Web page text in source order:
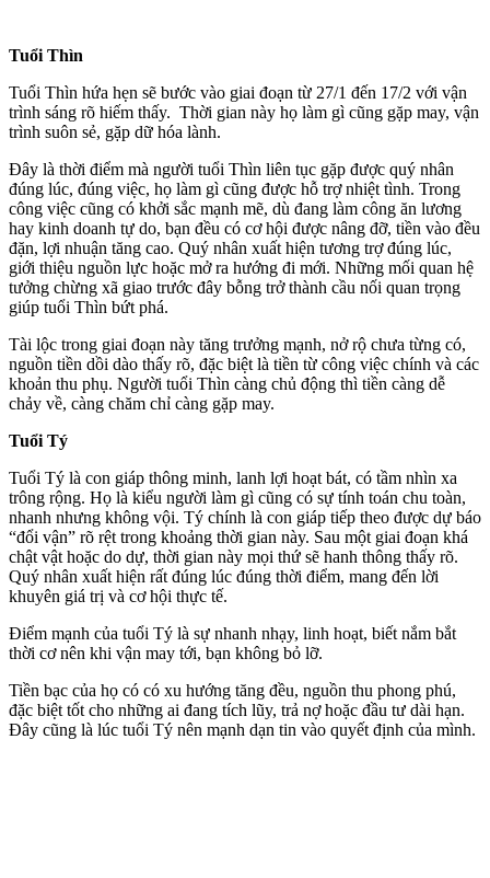
Tuổi Thìn
Tuổi Thìn hứa hẹn sẽ bước vào giai đoạn từ 27/1 đến 17/2 với vận
trình sáng rõ hiếm thấy. Thời gian này họ làm gì cũng gặp may, vận
trình suôn sẻ, gặp dữ hóa lành.
Đây là thời điểm mà người tuổi Thìn liên tục gặp được quý nhân
đúng lúc, đúng việc, họ làm gì cũng được hỗ trợ nhiệt tình. Trong
công việc cũng có khởi sắc mạnh mẽ, dù đang làm công ăn lương
hay kinh doanh tự do, bạn đều có cơ hội được nâng đỡ, tiền vào đều
đặn, lợi nhuận tăng cao. Quý nhân xuất hiện tương trợ đúng lúc,
giới thiệu nguồn lực hoặc mở ra hướng đi mới. Những mối quan hệ
tưởng chừng xã giao trước đây bỗng trở thành cầu nối quan trọng
giúp tuổi Thìn bứt phá.
Tài lộc trong giai đoạn này tăng trưởng mạnh, nở rộ chưa từng có,
nguồn tiền dồi dào thấy rõ, đặc biệt là tiền từ công việc chính và các
khoản thu phụ. Người tuổi Thìn càng chủ động thì tiền càng dễ
chảy về, càng chăm chỉ càng gặp may.
Tuổi Tý
Tuổi Tý là con giáp thông minh, lanh lợi hoạt bát, có tầm nhìn xa
trông rộng. Họ là kiểu người làm gì cũng có sự tính toán chu toàn,
nhanh nhưng không vội. Tý chính là con giáp tiếp theo được dự báo
“đổi vận” rõ rệt trong khoảng thời gian này. Sau một giai đoạn khá
chật vật hoặc do dự, thời gian này mọi thứ sẽ hanh thông thấy rõ.
Quý nhân xuất hiện rất đúng lúc đúng thời điểm, mang đến lời
khuyên giá trị và cơ hội thực tế.
Điểm mạnh của tuổi Tý là sự nhanh nhạy, linh hoạt, biết nắm bắt
thời cơ nên khi vận may tới, bạn không bỏ lỡ.
Tiền bạc của họ có có xu hướng tăng đều, nguồn thu phong phú,
đặc biệt tốt cho những ai đang tích lũy, trả nợ hoặc đầu tư dài hạn.
Đây cũng là lúc tuổi Tý nên mạnh dạn tin vào quyết định của mình.